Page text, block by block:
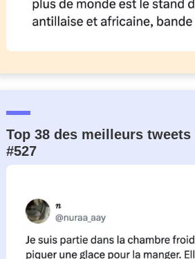
Top 38 des meilleurs tweets
#527